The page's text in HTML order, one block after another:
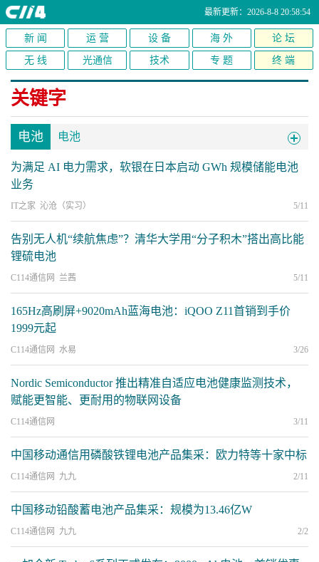
最新更新：2026-8-8 20:58:54
新 闻 运 营 设 备 海 外 论 坛
无 线 光通信 技术 专 题 终 端
关键字
电池 电池
为满足 AI 电力需求，软银在日本启动 GWh 规模储能电池
业务
IT之家 沁沧（实习） 5/11
告别无人机“续航焦虑”？清华大学用“分子积木”搭出高比能
锂硫电池
C114通信网 兰茜 5/11
165Hz高刷屏+9020mAh蓝海电池：iQOO Z11首销到手价
1999元起
C114通信网 水易 3/26
Nordic Semiconductor 推出精准自适应电池健康监测技术，
赋能更智能、更耐用的物联网设备
C114通信网 3/11
中国移动通信用磷酸铁锂电池产品集采：欧力特等十家中标
C114通信网 九九 2/11
中国移动铅酸蓄电池产品集采：规模为13.46亿W
C114通信网 九九 2/2